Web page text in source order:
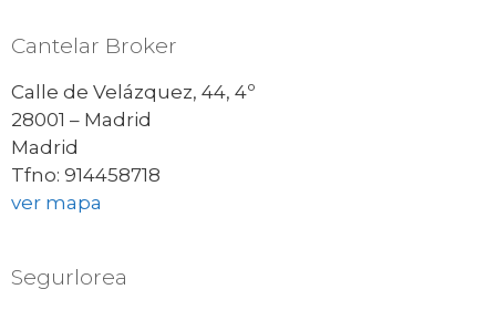
Cantelar Broker
Calle de Velázquez, 44, 4º
28001 – Madrid
Madrid
Tfno: 914458718
ver mapa
Segurlorea